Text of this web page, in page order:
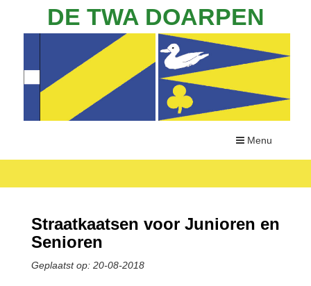
DE TWA DOARPEN
Menu
Straatkaatsen voor Junioren en
Senioren
Geplaatst op: 20-08-2018